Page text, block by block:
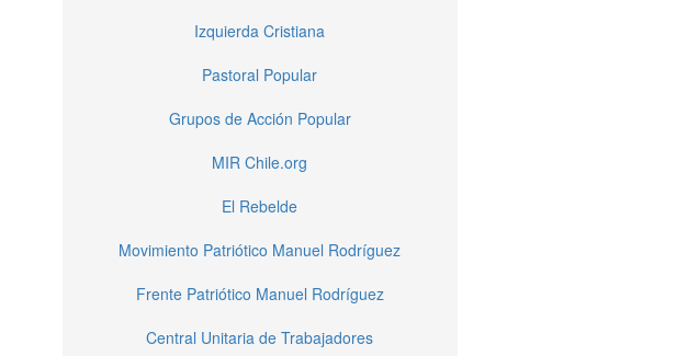
Izquierda Cristiana
Pastoral Popular
Grupos de Acción Popular
MIR Chile.org
El Rebelde
Movimiento Patriótico Manuel Rodríguez
Frente Patriótico Manuel Rodríguez
Central Unitaria de Trabajadores